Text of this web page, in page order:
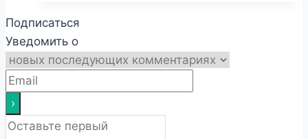
Подписаться
Уведомить о